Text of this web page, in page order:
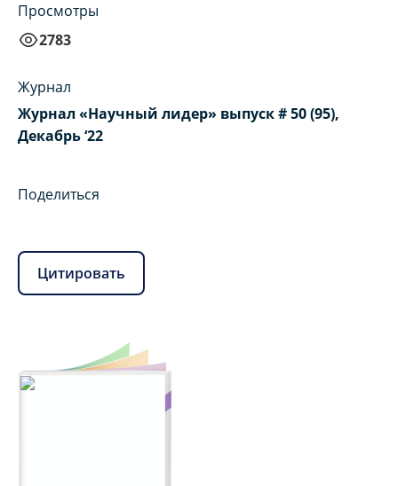
Просмотры
2783
Журнал
Журнал «Научный лидер» выпуск # 50 (95),
Декабрь ‘22
Поделиться
Цитировать